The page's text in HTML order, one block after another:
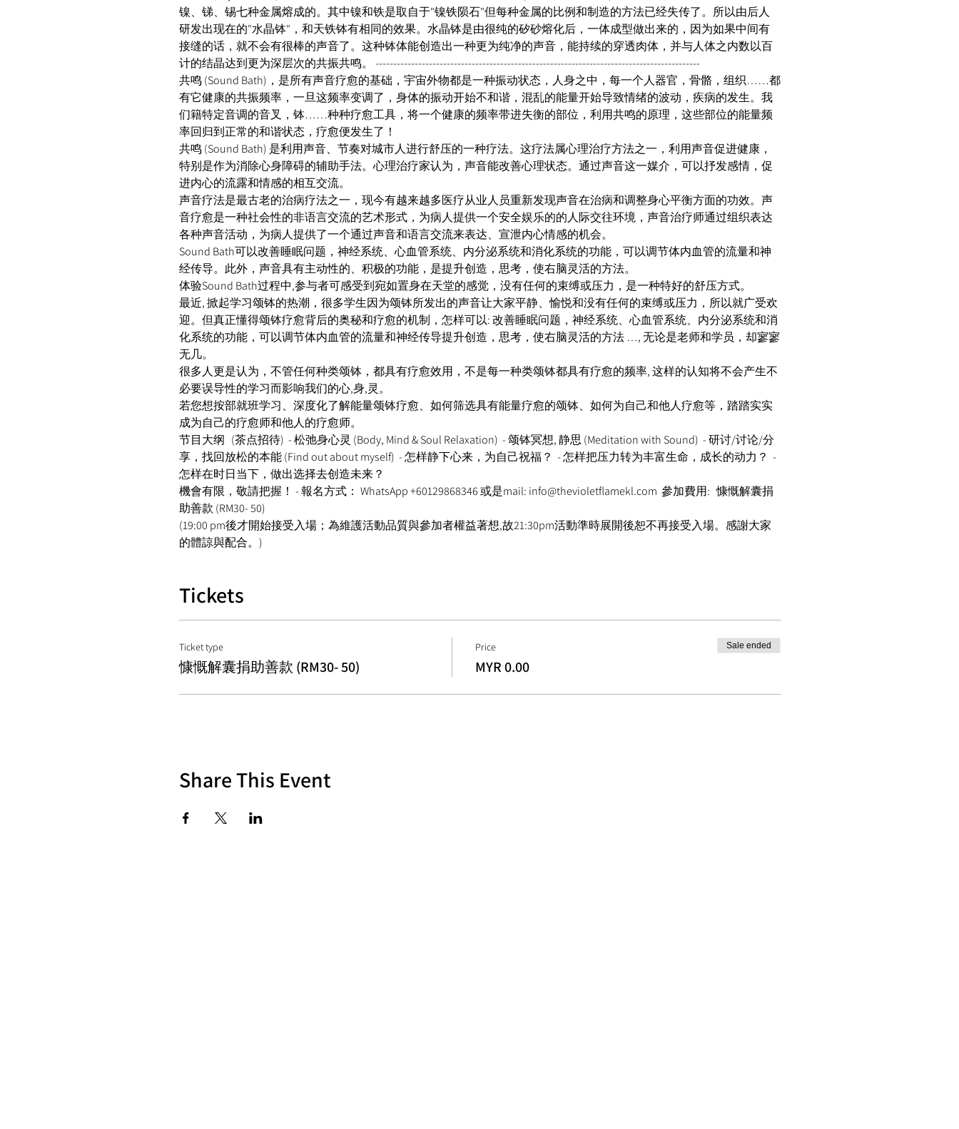
镍、锑、锡七种金属熔成的。其中镍和铁是取自于"镍铁陨石"但每种金属的比例和制造的方法已经失传了。所以由后人
研发出现在的"水晶钵"，和天铁钵有相同的效果。水晶钵是由很纯的矽砂熔化后，一体成型做出来的，因为如果中间有
接缝的话，就不会有很棒的声音了。这种钵体能创造出一种更为纯净的声音，能持续的穿透肉体，并与人体之内数以百
计的结晶达到更为深层次的共振共鸣。 -------------------------------------------------------------------------------------------
共鸣 (Sound Bath)，是所有声音疗愈的基础，宇宙外物都是一种振动状态，人身之中，每一个人器官，骨骼，组织……都
有它健康的共振频率，一旦这频率变调了，身体的振动开始不和谐，混乱的能量开始导致情绪的波动，疾病的发生。我
们籍特定音调的音叉，钵……种种疗愈工具，将一个健康的频率带进失衡的部位，利用共鸣的原理，这些部位的能量频
率回归到正常的和谐状态，疗愈便发生了！
共鸣 (Sound Bath) 是利用声音、节奏对城市人进行舒压的一种疗法。这疗法属心理治疗方法之一，利用声音促进健康，
特别是作为消除心身障碍的辅助手法。心理治疗家认为，声音能改善心理状态。通过声音这一媒介，可以抒发感情，促
进内心的流露和情感的相互交流。
声音疗法是最古老的治病疗法之一，现今有越来越多医疗从业人员重新发现声音在治病和调整身心平衡方面的功效。声
音疗愈是一种社会性的非语言交流的艺术形式，为病人提供一个安全娱乐的的人际交往环境，声音治疗师通过组织表达
各种声音活动，为病人提供了一个通过声音和语言交流来表达、宣泄内心情感的机会。
Sound Bath可以改善睡眠问题，神经系统、心血管系统、内分泌系统和消化系统的功能，可以调节体内血管的流量和神
经传导。此外，声音具有主动性的、积极的功能，是提升创造，思考，使右脑灵活的方法。
体验Sound Bath过程中,参与者可感受到宛如置身在天堂的感觉，没有任何的束缚或压力，是一种特好的舒压方式。
最近, 掀起学习颂钵的热潮，很多学生因为颂钵所发出的声音让大家平静、愉悦和没有任何的束缚或压力，所以就广受欢
迎。但真正懂得颂钵疗愈背后的奥秘和疗愈的机制，怎样可以: 改善睡眠问题，神经系统、心血管系统、内分泌系统和消
化系统的功能，可以调节体内血管的流量和神经传导提升创造，思考，使右脑灵活的方法 …, 无论是老师和学员，却寥寥
无几。
很多人更是认为，不管任何种类颂钵，都具有疗愈效用，不是每一种类颂钵都具有疗愈的频率, 这样的认知将不会产生不
必要误导性的学习而影响我们的心,身,灵。
若您想按部就班学习、深度化了解能量颂钵疗愈、如何筛选具有能量疗愈的颂钵、如何为自己和他人疗愈等，踏踏实实
成为自己的疗愈师和他人的疗愈师。
节目大纲   (茶点招待)  - 松弛身心灵 (Body, Mind & Soul Relaxation)  - 颂钵冥想, 静思 (Meditation with Sound)  - 研讨/讨论/分
享，找回放松的本能 (Find out about myself)  - 怎样静下心来，为自己祝福？  - 怎样把压力转为丰富生命，成长的动力？  -
怎样在时日当下，做出选择去创造未来？
機會有限，敬請把握！ - 報名方式： WhatsApp +60129868346 或是mail: info@thevioletflamekl.com  參加費用:   慷慨解囊捐
助善款 (RM30- 50)
(19:00 pm後才開始接受入場；為維護活動品質與參加者權益著想,故21:30pm活動準時展開後恕不再接受入場。感謝大家
的體諒與配合。)
Tickets
Ticket type
慷慨解囊捐助善款 (RM30- 50)
Price
MYR 0.00
Sale ended
Share This Event